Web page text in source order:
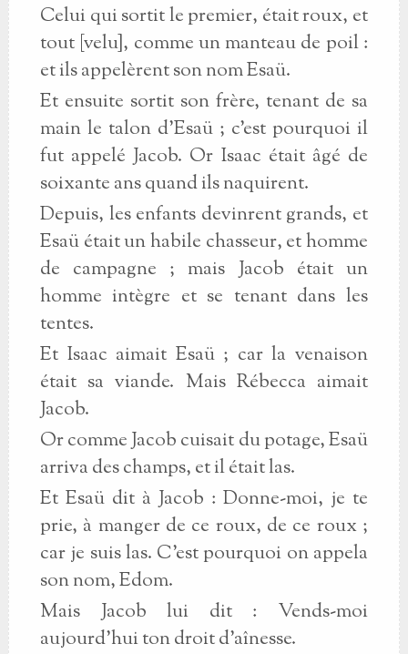
Celui qui sortit le premier, était roux, et
tout [velu], comme un manteau de poil :
et ils appelèrent son nom Esaü.
Et ensuite sortit son frère, tenant de sa
main le talon d’Esaü ; c’est pourquoi il
fut appelé Jacob. Or Isaac était âgé de
soixante ans quand ils naquirent.
Depuis, les enfants devinrent grands, et
Esaü était un habile chasseur, et homme
de campagne ; mais Jacob était un
homme intègre et se tenant dans les
tentes.
Et Isaac aimait Esaü ; car la venaison
était sa viande. Mais Rébecca aimait
Jacob.
Or comme Jacob cuisait du potage, Esaü
arriva des champs, et il était las.
Et Esaü dit à Jacob : Donne-moi, je te
prie, à manger de ce roux, de ce roux ;
car je suis las. C’est pourquoi on appela
son nom, Edom.
Mais Jacob lui dit : Vends-moi
aujourd’hui ton droit d’aînesse.